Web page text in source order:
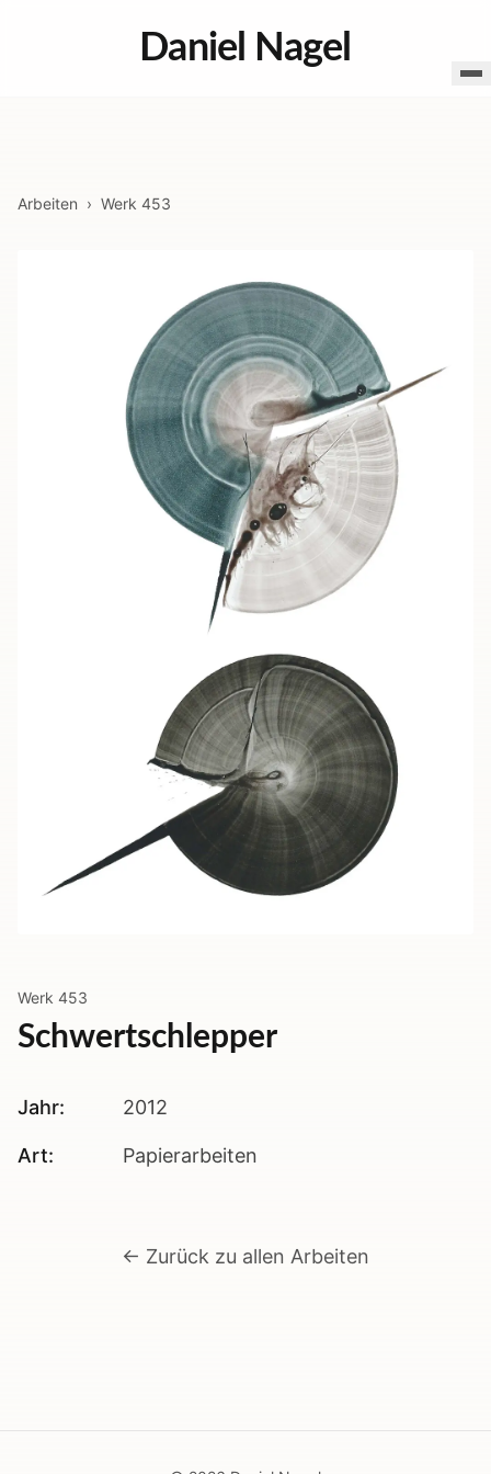
Daniel Nagel
Arbeiten › Werk 453
Werk 453
Schwertschlepper
Jahr: 2012
Art: Papierarbeiten
← Zurück zu allen Arbeiten